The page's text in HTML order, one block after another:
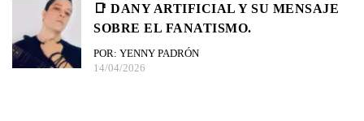
📑 DANY ARTIFICIAL Y SU MENSAJE
SOBRE EL FANATISMO.
POR: YENNY PADRÓN
14/04/2026